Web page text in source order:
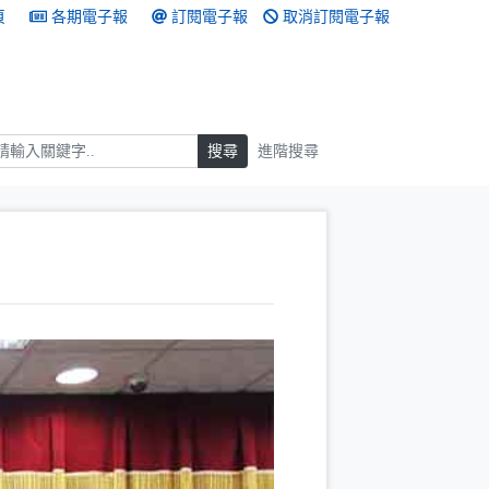
各期電子報 訂閱電子報 取消訂閱電子報
搜尋 進階搜尋